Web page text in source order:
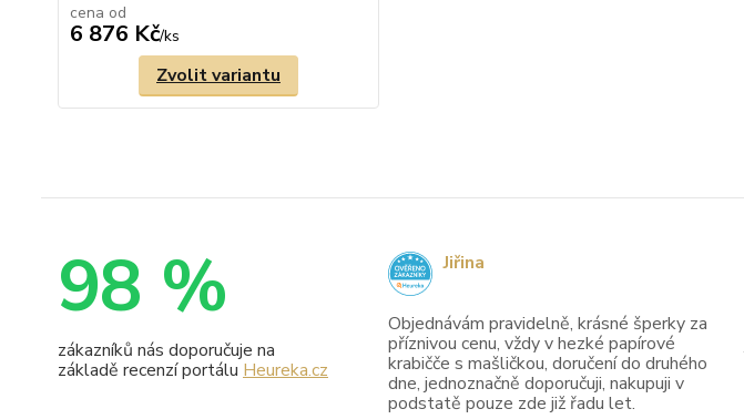
cena od
6 876 Kč/ks
Zvolit variantu
98 %
zákazníků nás doporučuje na
základě recenzí portálu Heureka.cz
Objednávám pravidelně, krásné šperky za
příznivou cenu, vždy v hezké papírové
krabičče s mašličkou, doručení do druhého
dne, jednoznačně doporučuji, nakupuji v
podstatě pouze zde již řadu let.
Jiřina